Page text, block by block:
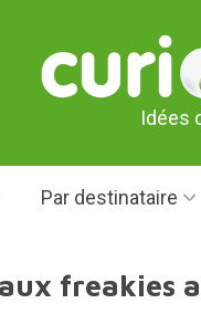
Idées
Par destinataire
freakies